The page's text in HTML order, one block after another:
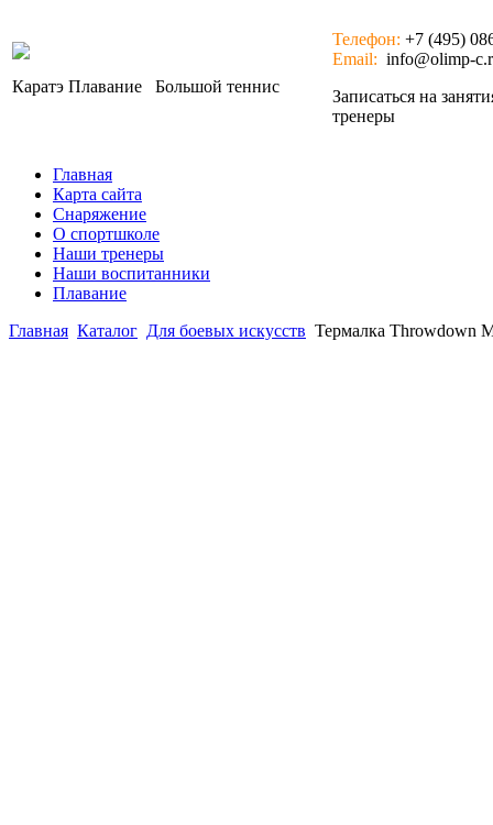
Каратэ Плавание Большой теннис
Телефон: +7 (495)
Email: info@olimp-
Записаться на
тренеры
Главная
Карта сайта
Снаряжение
О спортшколе
Наши тренеры
Наши воспитанники
Плавание
Главная Каталог Для боевых искусств Термалка Throwdown